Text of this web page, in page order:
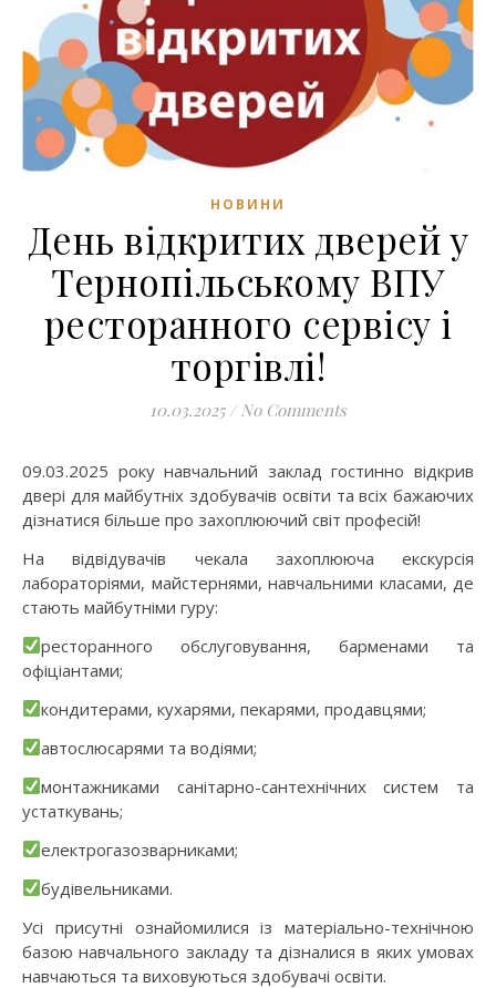
НОВИНИ
День відкритих дверей у
Тернопільському ВПУ
ресторанного сервісу і
торгівлі!
10.03.2025 / No Comments
09.03.2025 року навчальний заклад гостинно відкрив
двері для майбутніх здобувачів освіти та всіх бажаючих
дізнатися більше про захоплюючий світ професій!
На відвідувачів чекала захоплююча екскурсія
лабораторіями, майстернями, навчальними класами, де
стають майбутніми гуру:
ресторанного обслуговування, барменами та
офіціантами;
кондитерами, кухарями, пекарями, продавцями;
автослюсарями та водіями;
монтажниками санітарно-сантехнічних систем та
устаткувань;
електрогазозварниками;
будівельниками.
Усі присутні ознайомилися із матеріально-технічною
базою навчального закладу та дізналися в яких умовах
навчаються та виховуються здобувачі освіти.